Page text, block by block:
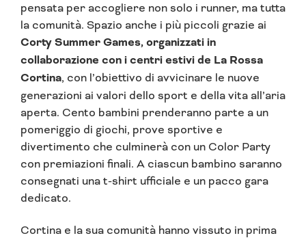
pensata per accogliere non solo i runner, ma tutta
la comunità. Spazio anche i più piccoli grazie ai
Corty Summer Games, organizzati in
collaborazione con i centri estivi de La Rossa
Cortina, con l’obiettivo di avvicinare le nuove
generazioni ai valori dello sport e della vita all’aria
aperta. Cento bambini prenderanno parte a un
pomeriggio di giochi, prove sportive e
divertimento che culminerà con un Color Party
con premiazioni finali. A ciascun bambino saranno
consegnati una t-shirt ufficiale e un pacco gara
dedicato.
Cortina e la sua comunità hanno vissuto in prima